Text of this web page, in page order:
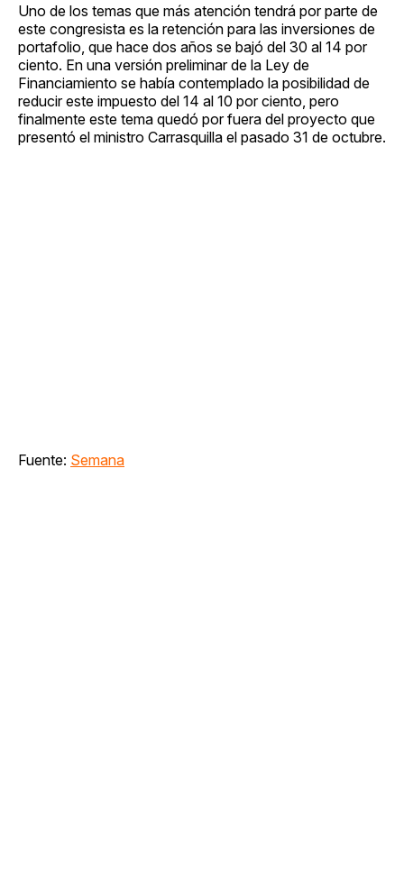
Uno de los temas que más atención tendrá por parte de
este congresista es la retención para las inversiones de
portafolio, que hace dos años se bajó del 30 al 14 por
ciento. En una versión preliminar de la Ley de
Financiamiento se había contemplado la posibilidad de
reducir este impuesto del 14 al 10 por ciento, pero
finalmente este tema quedó por fuera del proyecto que
presentó el ministro Carrasquilla el pasado 31 de octubre.
Fuente: Semana